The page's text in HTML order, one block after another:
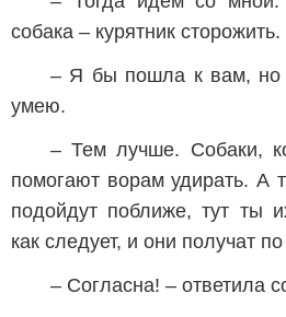
собака – курятник сторожить.
– Я бы пошла к вам, но
умею.
– Тем лучше. Собаки,
помогают ворам удирать. А
подойдут поближе, тут ты
как следует, и они получат
– Согласна! – ответила